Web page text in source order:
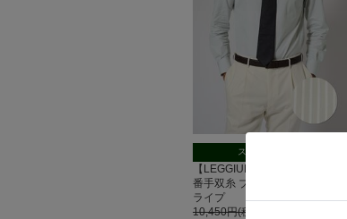
スリムフィット
【LEGGIUNO】Horizontal 120
番手双糸 ブロード｜グレースト
ライプ
10,450円(税込)